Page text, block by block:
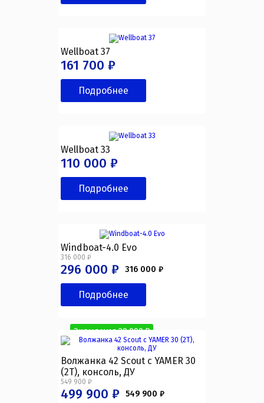
Wellboat 37
161 700 ₽
Подробнее
Wellboat 33
110 000 ₽
Подробнее
Windboat-4.0 Evo
316 000 ₽
316 000 ₽
296 000 ₽
Экономия 20 000 ₽
Подробнее
Волжанка 42 Scout с YAMER 30
(2T), консоль, ДУ
549 900 ₽
549 900 ₽
499 900 ₽